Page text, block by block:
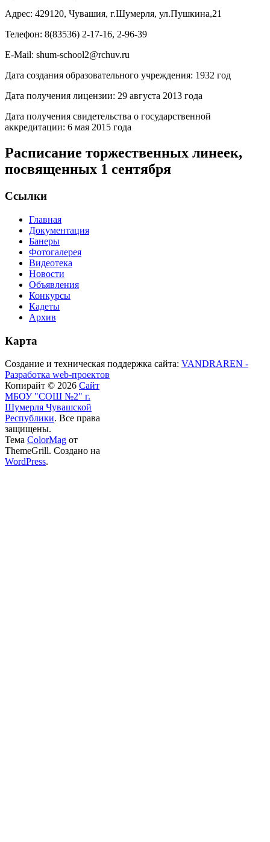
Адрес: 429120, Чувашия, г.Шумерля, ул.Пушкина,21
Телефон: 8(83536) 2-17-16, 2-96-39
E-Mail: shum-school2@rchuv.ru
Дата создания образовательного учреждения: 1932 год
Дата получения лицензии: 29 августа 2013 года
Дата получения свидетельства о государственной
аккредитации: 6 мая 2015 года
Расписание торжественных линеек,
посвященных 1 сентября
Ссылки
Главная
Документация
Банеры
Фотогалерея
Видеотека
Новости
Объявления
Конкурсы
Кадеты
Архив
Карта
Создание и техническая поддержка сайта: VANDRAREN -
Разработка web-проектов
Копирайт © 2026 Сайт
МБОУ "СОШ №2" г.
Шумерля Чувашской
Республики. Все права
защищены.
Тема ColorMag от
ThemeGrill. Создано на
WordPress.